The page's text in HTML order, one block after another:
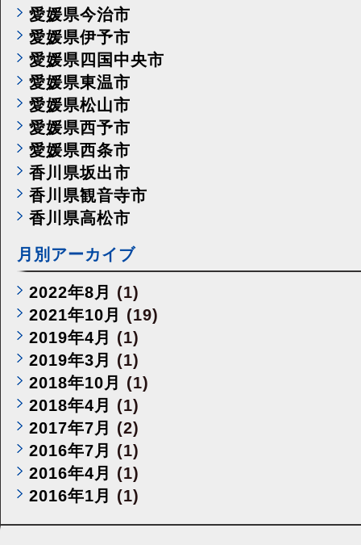
愛媛県今治市
愛媛県伊予市
愛媛県四国中央市
愛媛県東温市
愛媛県松山市
愛媛県西予市
愛媛県西条市
香川県坂出市
香川県観音寺市
香川県高松市
月別アーカイブ
2022年8月
(1)
2021年10月
(19)
2019年4月
(1)
2019年3月
(1)
2018年10月
(1)
2018年4月
(1)
2017年7月
(2)
2016年7月
(1)
2016年4月
(1)
2016年1月
(1)